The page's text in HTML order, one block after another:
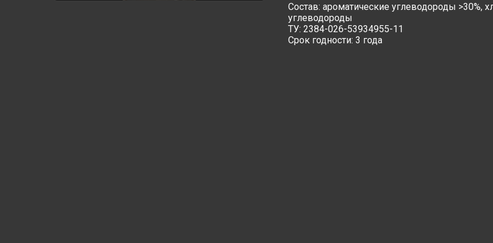
Состав: ароматические углеводороды >30%,
углеводороды
ТУ: 2384-026-53934955-11
Срок годности: 3 года